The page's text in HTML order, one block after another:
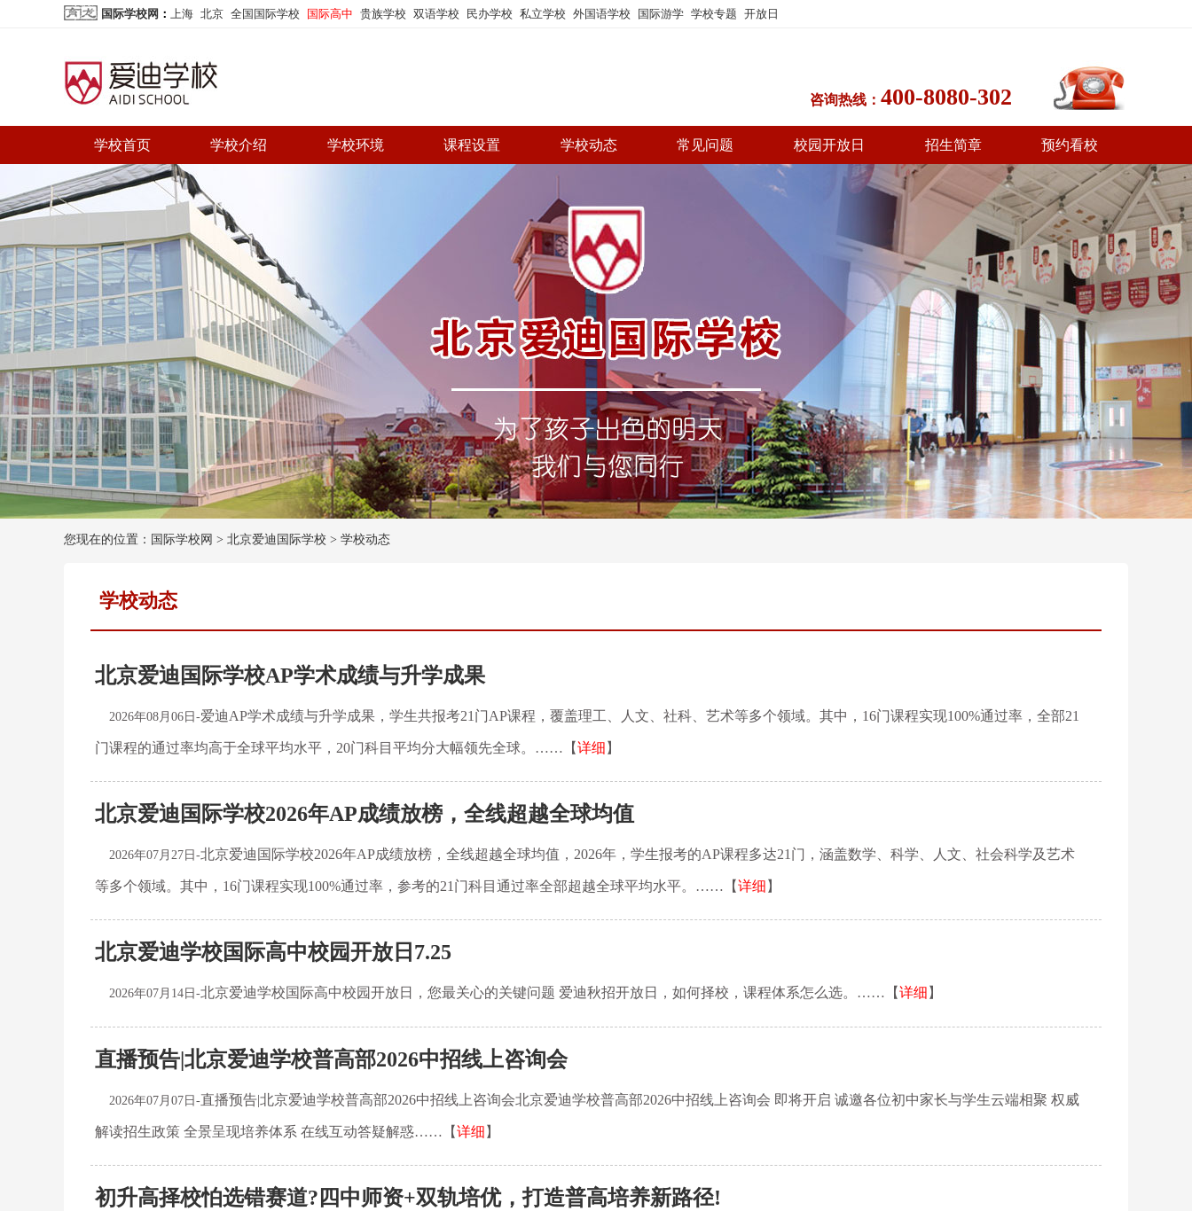
国际学校网 ： 上海 北京 全国国际学校 国际高中 贵族学校 双语学校 民办学校 私立学校 外国语学校 国际游学 学校专题 开放日
咨询热线： 400-8080-302
学校首页 学校介绍 学校环境 课程设置 学校动态 常见问题 校园开放日 招生简章 预约看校
您现在的位置：国际学校网 > 北京爱迪国际学校 > 学校动态
学校动态
北京爱迪国际学校AP学术成绩与升学成果
2026年08月06日-爱迪AP学术成绩与升学成果，学生共报考21门AP课程，覆盖理工、人文、社科、艺术等多个领域。其中，16门课程实现100%通过率，全部21
门课程的通过率均高于全球平均水平，20门科目平均分大幅领先全球。……【详细 】
北京爱迪国际学校2026年AP成绩放榜，全线超越全球均值
2026年07月27日-北京爱迪国际学校2026年AP成绩放榜，全线超越全球均值，2026年，学生报考的AP课程多达21门，涵盖数学、科学、人文、社会科学及艺术
等多个领域。其中，16门课程实现100%通过率，参考的21门科目通过率全部超越全球平均水平。……【详细 】
北京爱迪学校国际高中校园开放日7.25
2026年07月14日-北京爱迪学校国际高中校园开放日，您最关心的关键问题 爱迪秋招开放日，如何择校，课程体系怎么选。……【详细 】
直播预告|北京爱迪学校普高部2026中招线上咨询会
2026年07月07日-直播预告|北京爱迪学校普高部2026中招线上咨询会北京爱迪学校普高部2026中招线上咨询会 即将开启 诚邀各位初中家长与学生云端相聚 权威
解读招生政策 全景呈现培养体系 在线互动答疑解惑……【详细 】
初升高择校怕选错赛道?四中师资+双轨培优，打造普高培养新路径!